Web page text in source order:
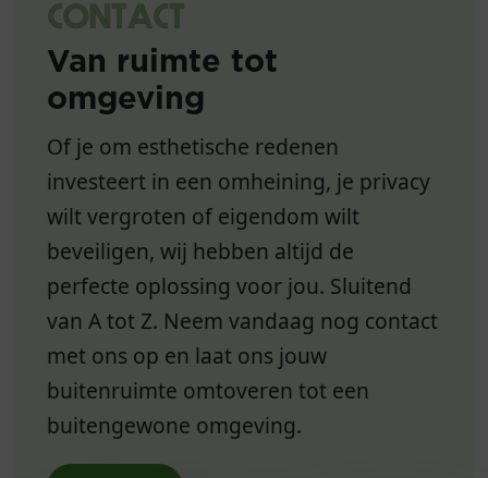
CONTACT
Van ruimte tot
omgeving
Of je om esthetische redenen
investeert in een omheining, je privacy
wilt vergroten of eigendom wilt
beveiligen, wij hebben altijd de
perfecte oplossing voor jou. Sluitend
van A tot Z. Neem vandaag nog contact
met ons op en laat ons jouw
buitenruimte omtoveren tot een
buitengewone omgeving.